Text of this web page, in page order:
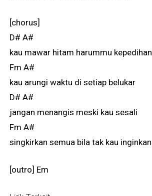
[chorus]
D# A#
kau mawar hitam harummu kepedihan
Fm A#
kau arungi waktu di setiap belukar
D# A#
jangan menangis meski kau sesali
Fm A#
singkirkan semua bila tak kau inginkan
[outro] Em